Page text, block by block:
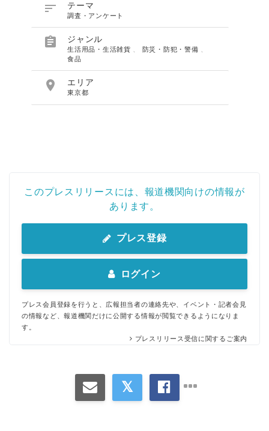
 テーマ
調査・アンケート
 ジャンル
生活用品・生活雑貨 防災・防犯・警備
食品
 エリア
東京都
このプレスリリースには、報道機関向けの情報が
あります。
プレス登録
ログイン
プレス会員登録を行うと、広報担当者の連絡先や、イベント・記者会見
の情報など、報道機関だけに公開する情報が閲覧できるようになりま
す。
プレスリリース受信に関するご案内